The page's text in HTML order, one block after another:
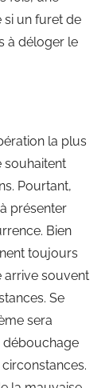
si un furet de
à déloger le
la plus
souhaitent
Pourtant,
présenter
Bien
toujours
arrive souvent
Se
sera
débouchage